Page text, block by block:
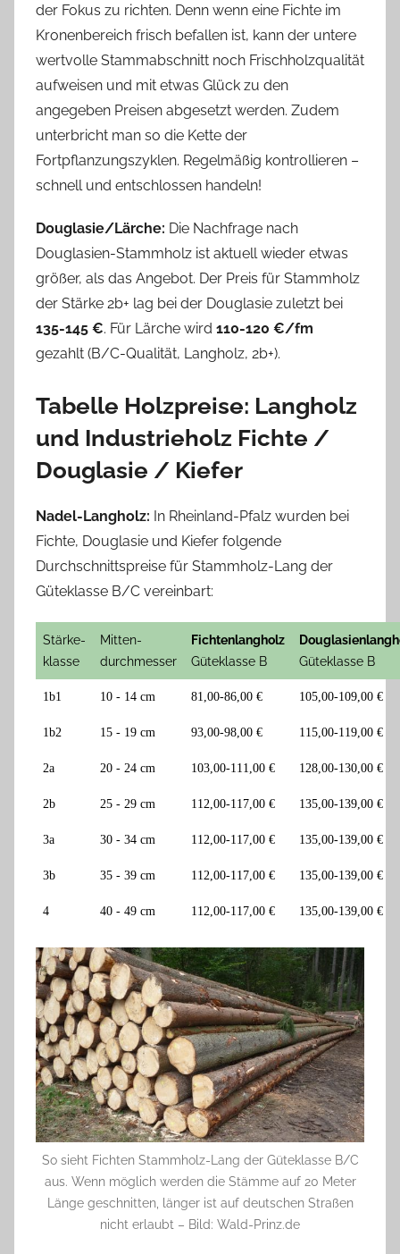
der Fokus zu richten. Denn wenn eine Fichte im
Kronenbereich frisch befallen ist, kann der untere
wertvolle Stammabschnitt noch Frischholzqualität
aufweisen und mit etwas Glück zu den
angegeben Preisen abgesetzt werden. Zudem
unterbricht man so die Kette der
Fortpflanzungszyklen. Regelmäßig kontrollieren –
schnell und entschlossen handeln!
Douglasie/Lärche: Die Nachfrage nach
Douglasien-Stammholz ist aktuell wieder etwas
größer, als das Angebot. Der Preis für Stammholz
der Stärke 2b+ lag bei der Douglasie zuletzt bei
135-145 €. Für Lärche wird 110-120 €/fm
gezahlt (B/C-Qualität, Langholz, 2b+).
Tabelle Holzpreise: Langholz
und Industrieholz Fichte /
Douglasie / Kiefer
Nadel-Langholz: In Rheinland-Pfalz wurden bei
Fichte, Douglasie und Kiefer folgende
Durchschnittspreise für Stammholz-Lang der
Güteklasse B/C vereinbart:
Stärke-
klasse
Mitten-
durchmesser
Fichtenlangholz
Güteklasse B
Güteklasse B
1b1 10 - 14 cm 81,00-86,00 € 105,00-109,00 €
1b2 15 - 19 cm 93,00-98,00 € 115,00-119,00 €
2a 20 - 24 cm 103,00-111,00 € 128,00-130,00 €
2b 25 - 29 cm 112,00-117,00 € 135,00-139,00 €
3a 30 - 34 cm 112,00-117,00 € 135,00-139,00 €
3b 35 - 39 cm 112,00-117,00 € 135,00-139,00 €
4 40 - 49 cm 112,00-117,00 € 135,00-139,00 €
So sieht Fichten Stammholz-Lang der Güteklasse B/C
aus. Wenn möglich werden die Stämme auf 20 Meter
Länge geschnitten, länger ist auf deutschen Straßen
nicht erlaubt – Bild: Wald-Prinz.de